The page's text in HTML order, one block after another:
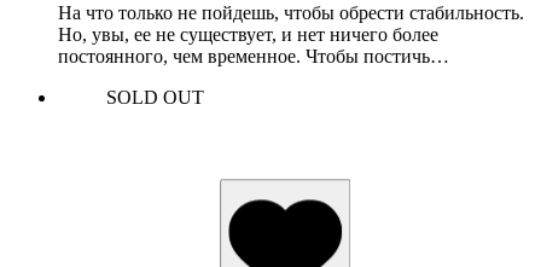
На что только не пойдешь, чтобы обрести стабильность.
Но, увы, ее не существует, и нет ничего более
постоянного, чем временное. Чтобы постичь…
SOLD OUT